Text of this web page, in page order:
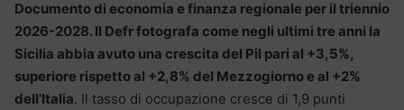
Documento di economia e finanza regionale per il triennio
2026-2028. Il Defr fotografa come negli ultimi tre anni la
Sicilia abbia avuto una crescita del Pil pari al +3,5%,
superiore rispetto al +2,8% del Mezzogiorno e al +2%
dell’Italia. Il tasso di occupazione cresce di 1,9 punti